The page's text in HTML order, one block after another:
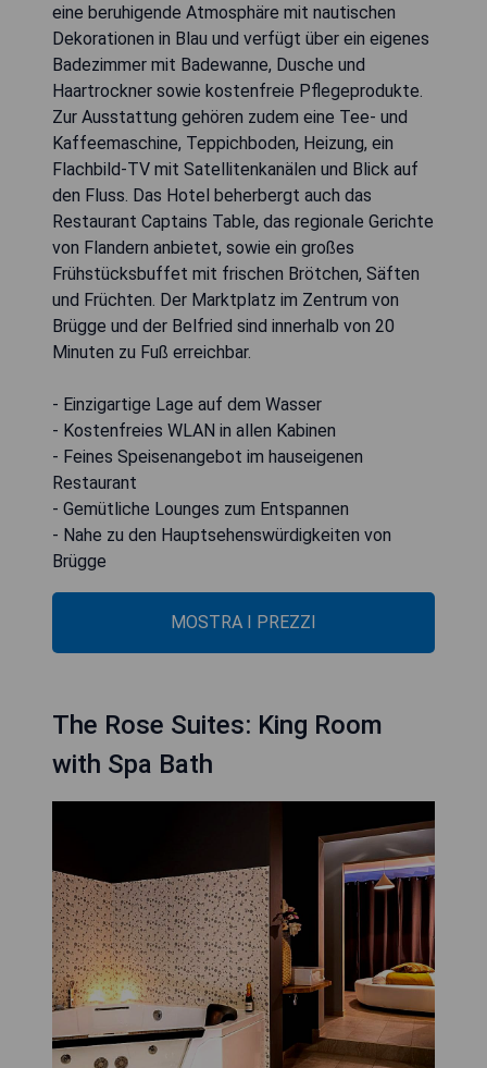
eine beruhigende Atmosphäre mit nautischen
Dekorationen in Blau und verfügt über ein eigenes
Badezimmer mit Badewanne, Dusche und
Haartrockner sowie kostenfreie Pflegeprodukte.
Zur Ausstattung gehören zudem eine Tee- und
Kaffeemaschine, Teppichboden, Heizung, ein
Flachbild-TV mit Satellitenkanälen und Blick auf
den Fluss. Das Hotel beherbergt auch das
Restaurant Captains Table, das regionale Gerichte
von Flandern anbietet, sowie ein großes
Frühstücksbuffet mit frischen Brötchen, Säften
und Früchten. Der Marktplatz im Zentrum von
Brügge und der Belfried sind innerhalb von 20
Minuten zu Fuß erreichbar.
- Einzigartige Lage auf dem Wasser
- Kostenfreies WLAN in allen Kabinen
- Feines Speisenangebot im hauseigenen
Restaurant
- Gemütliche Lounges zum Entspannen
- Nahe zu den Hauptsehenswürdigkeiten von
Brügge
MOSTRA I PREZZI
The Rose Suites: King Room
with Spa Bath